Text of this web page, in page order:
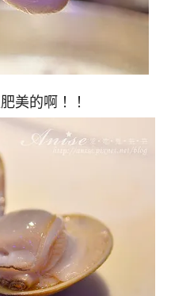
美的啊！！